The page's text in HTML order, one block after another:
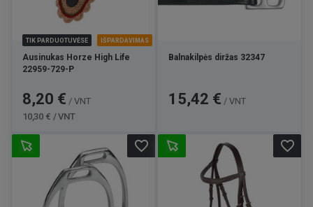
TIK PARDUOTUVĖSE IŠPARDAVIMAS
Ausinukas Horze High Life
22959-729-P
Kaina
8,20 € / VNT
10,30 € / VNT
Balnakilpės diržas 32347
Kaina
15,42 € / VNT
favorite_border favorite_border